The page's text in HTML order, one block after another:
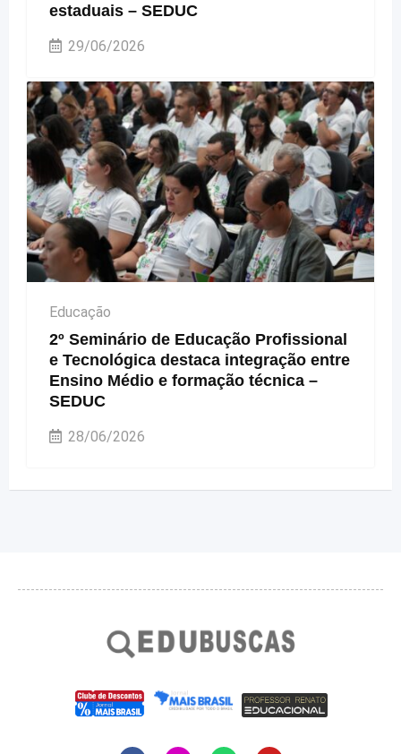
estaduais – SEDUC
29/06/2026
Educação
2º Seminário de Educação Profissional
e Tecnológica destaca integração entre
Ensino Médio e formação técnica –
SEDUC
28/06/2026